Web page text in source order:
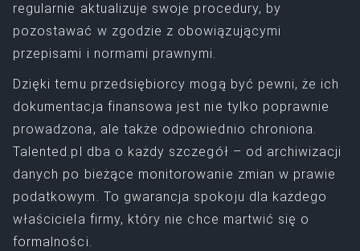
regularnie aktualizuje swoje procedury, by
pozostawać w zgodzie z obowiązującymi
przepisami i normami prawnymi.
Dzięki temu przedsiębiorcy mogą być pewni, że ich
dokumentacja finansowa jest nie tylko poprawnie
prowadzona, ale także odpowiednio chroniona.
Talented.pl dba o każdy szczegół – od archiwizacji
danych po bieżące monitorowanie zmian w prawie
podatkowym. To gwarancja spokoju dla każdego
właściciela firmy, który nie chce martwić się o
formalności.